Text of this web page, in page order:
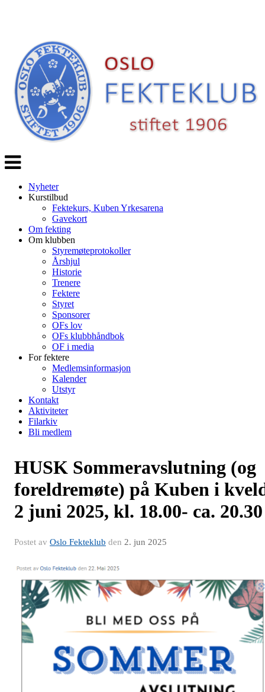
Veksle
navigasjon
Nyheter
Kurstilbud
Fektekurs, Kuben Yrkesarena
Gavekort
Om fekting
Om klubben
Styremøteprotokoller
Årshjul
Historie
Trenere
Fektere
Styret
Sponsorer
OFs lov
OFs klubbhåndbok
OF i media
For fektere
Medlemsinformasjon
Kalender
Utstyr
Kontakt
Aktiviteter
Filarkiv
Bli medlem
HUSK Sommeravslutning (og
foreldremøte) på Kuben i
2 juni 2025, kl. 18.00- ca. 20.30
Postet av Oslo Fekteklub den 2. jun 2025